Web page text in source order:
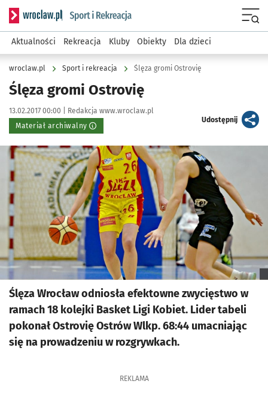
Serwis informacyjny wroclaw.pl podserwis: Sport i rekreacja
Aktualności Rekreacja Kluby Obiekty Dla dzieci
wroclaw.pl Sport i rekreacja Ślęza gromi Ostrovię
Ślęza gromi Ostrovię
Data publikacji:
13.02.2017 00:00 | Autor:
Redakcja www.wroclaw.pl
Materiał archiwalny
Udostępnijartykuł
Kliknij, aby powiększyć
Ślęza Wrocław odniosła efektowne zwycięstwo w
ramach 18 kolejki Basket Ligi Kobiet. Lider tabeli
pokonał Ostrovię Ostrów Wlkp. 68:44 umacniając
się na prowadzeniu w rozgrywkach.
REKLAMA